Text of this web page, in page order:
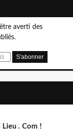
averti des
Lieu . Com !